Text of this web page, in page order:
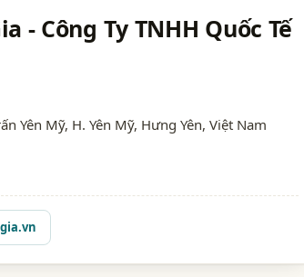
- Công Ty TNHH Quốc Tế
Yên Mỹ, H. Yên Mỹ, Hưng Yên, Việt Nam